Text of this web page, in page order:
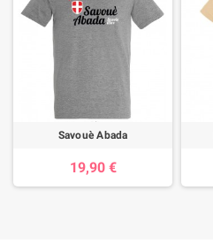
Savouè Abada
19,90 €